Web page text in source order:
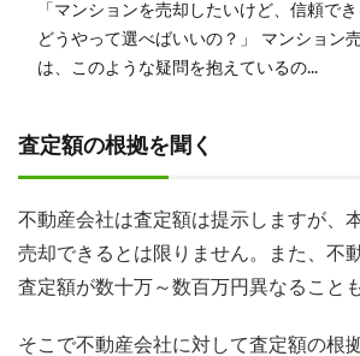
「マンションを売却したいけど、信頼で
どうやって選べばいいの？」 マンション
は、このような疑問を抱えているの...
査定額の根拠を聞く
不動産会社は査定額は提示しますが、
売却できるとは限りません。また、不
査定額が数十万～数百万円異なることも
そこで不動産会社に対して査定額の根